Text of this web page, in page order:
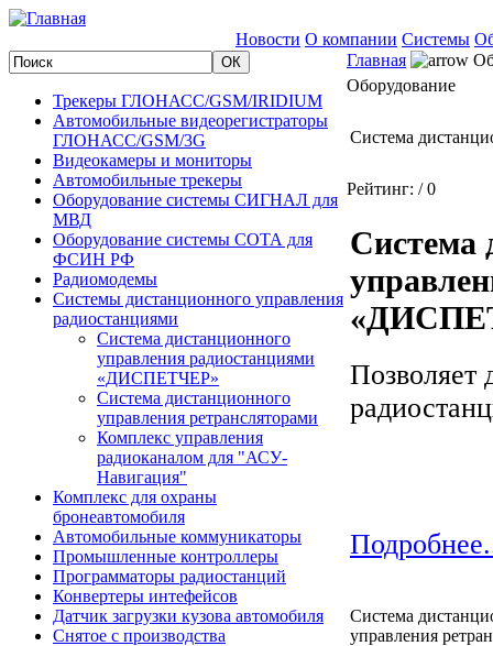
Новости О компании Системы
Трекеры ГЛОНАСС/GSM/IRIDIUM
Автомобильные видеорегистраторы
ГЛОНАСС/GSM/3G
Видеокамеры и мониторы
Автомобильные трекеры
Оборудование системы СИГНАЛ для
МВД
Оборудование системы СОТА для
ФСИН РФ
Радиомодемы
Системы дистанционного управления
радиостанциями
Система дистанционного
управления радиостанциями
«ДИСПЕТЧЕР»
Система дистанционного
управления ретрансляторами
Комплекс управления
радиоканалом для "АСУ-
Навигация"
Комплекс для охраны
бронеавтомобиля
Автомобильные коммуникаторы
Промышленные контроллеры
Программаторы радиостанций
Конвертеры интефейсов
Датчик загрузки кузова автомобиля
Снятое с производства
Главная
Оборудование
Система
Рейтинг: / 0
Система
Позволяет
Система
управления